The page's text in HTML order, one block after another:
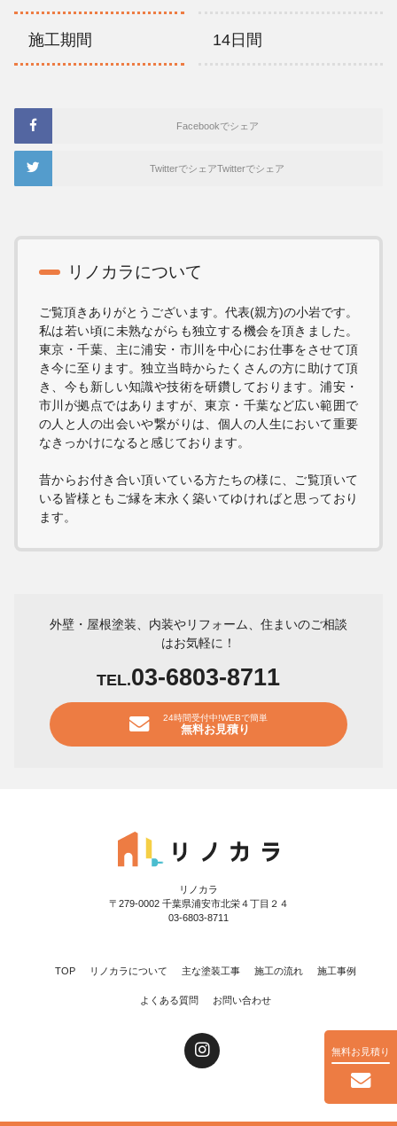
施工期間 14日間
Facebookでシェア
TwitterでシェアTwitterでシェア
リノカラについて
ご覧頂きありがとうございます。代表(親方)の小岩です。
私は若い頃に未熟ながらも独立する機会を頂きました。
東京・千葉、主に浦安・市川を中心にお仕事をさせて頂
き今に至ります。独立当時からたくさんの方に助けて頂
き、今も新しい知識や技術を研鑽しております。浦安・
市川が拠点ではありますが、東京・千葉など広い範囲で
の人と人の出会いや繋がりは、個人の人生において重要
なきっかけになると感じております。
昔からお付き合い頂いている方たちの様に、ご覧頂いて
いる皆様ともご縁を末永く築いてゆければと思っており
ます。
外壁・屋根塗装、内装やリフォーム、住まいのご相談
はお気軽に！
TEL.03-6803-8711
24時間受付中!WEBで簡単
無料お見積り
無料お見積り
リノカラ
〒279-0002 千葉県浦安市北栄４丁目２４
03-6803-8711
TOP リノカラについて 主な塗装工事 施工の流れ 施工事例
よくある質問 お問い合わせ